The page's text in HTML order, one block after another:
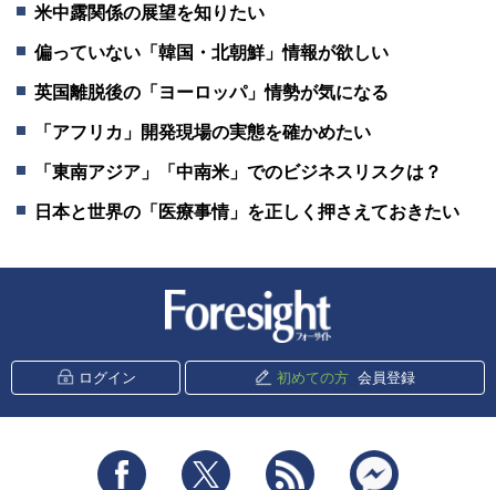
米中露関係の展望を知りたい
偏っていない「韓国・北朝鮮」情報が欲しい
英国離脱後の「ヨーロッパ」情勢が気になる
「アフリカ」開発現場の実態を確かめたい
「東南アジア」「中南米」でのビジネスリスクは？
日本と世界の「医療事情」を正しく押さえておきたい
ログイン 初めての方 会員登録
Facebook Twitter RSS